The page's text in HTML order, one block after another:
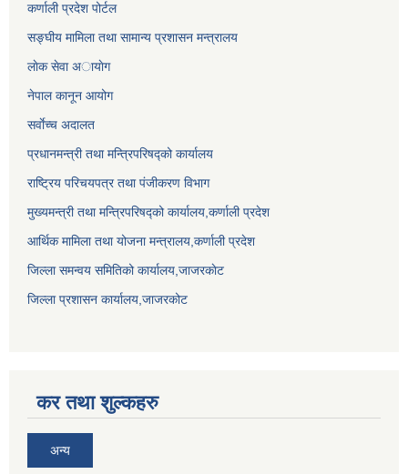
कर्णाली प्रदेश पोर्टल
सङ्घीय मामिला तथा सामान्य प्रशासन मन्त्रालय
लाेक सेवा अायाेग
नेपाल कानून आयोग
सर्वाेच्च अदालत
प्रधानमन्त्री तथा मन्त्रिपरिषद्को कार्यालय
राष्ट्रिय परिचयपत्र तथा पंजीकरण विभाग
मुख्यमन्त्री तथा मन्त्रिपरिषद्को कार्यालय,कर्णाली प्रदेश
आर्थिक मामिला तथा योजना मन्त्रालय,कर्णाली प्रदेश
जिल्ला समन्वय समितिको कार्यालय,जाजरकाेट
जिल्ला प्रशासन कार्यालय,जाजरकोट
कर तथा शुल्कहरु
अन्य